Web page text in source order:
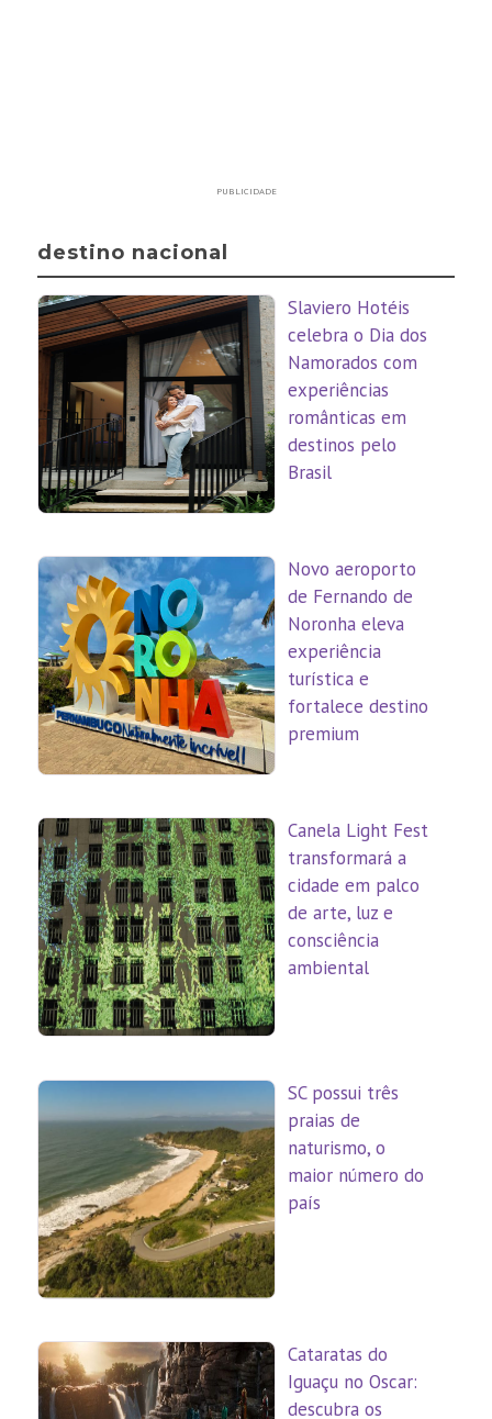
PUBLICIDADE
destino nacional
Slaviero Hotéis
celebra o Dia dos
Namorados com
experiências
românticas em
destinos pelo
Brasil
Novo aeroporto
de Fernando de
Noronha eleva
experiência
turística e
fortalece destino
premium
Canela Light Fest
transformará a
cidade em palco
de arte, luz e
consciência
ambiental
SC possui três
praias de
naturismo, o
maior número do
país
Cataratas do
Iguaçu no Oscar:
descubra os